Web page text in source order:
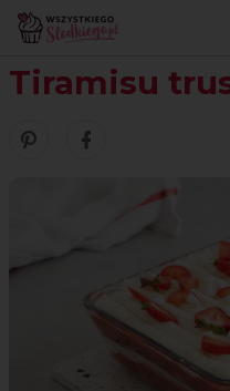
Strona główna
Tiramisu
Zobacz nasze piny w
Udostępnij ten